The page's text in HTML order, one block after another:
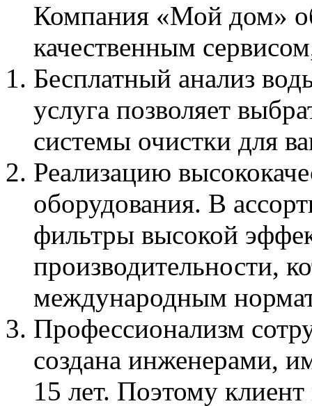
Компания «Мой дом»
качественным
Бесплатный анализ
услуга позволяет
системы очистки для
Реализацию
оборудования. В
фильтры высокой
производительности,
международным
Профессионализм
создана инженерами,
15 лет. Поэтому